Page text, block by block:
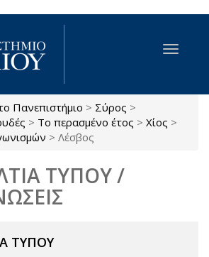
περιεχόμενο
Toggle
Πανεπιστήμιο > Σύρος >
> Το περασμένο έτος > Χίος >
> Λέσβος
ΤΥΠΟΥ /
ΤΥΠΟΥ